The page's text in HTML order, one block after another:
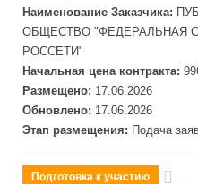
Наименование Заказчика:
ОБЩЕСТВО "ФЕДЕРАЛЬНАЯ
РОССЕТИ"
Начальная цена контракта:
Размещено: 17.06.2026
Обновлено: 17.06.2026
Этап размещения: Подача
Подготовка к участию